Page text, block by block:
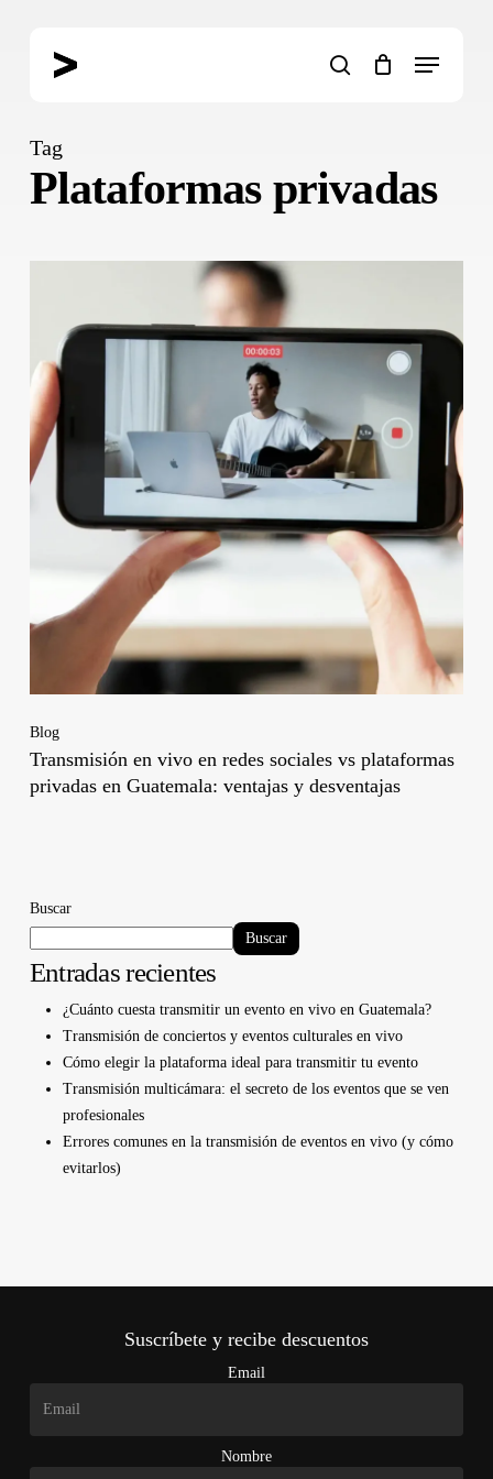
search
Menu
Tag
Plataformas privadas
Blog
Transmisión en vivo en redes sociales vs plataformas
privadas en Guatemala: ventajas y desventajas
Buscar
Buscar
Entradas recientes
¿Cuánto cuesta transmitir un evento en vivo en Guatemala?
Transmisión de conciertos y eventos culturales en vivo
Cómo elegir la plataforma ideal para transmitir tu evento
Transmisión multicámara: el secreto de los eventos que se ven
profesionales
Errores comunes en la transmisión de eventos en vivo (y cómo
evitarlos)
Suscríbete y recibe descuentos
Email
Nombre